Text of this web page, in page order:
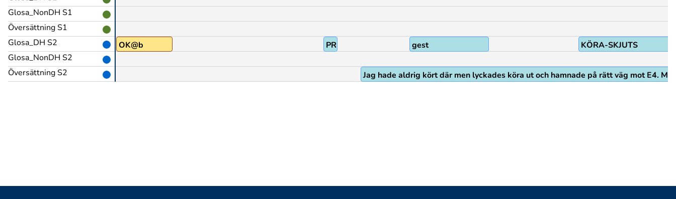
Glosa_NonDH S1
Översättning S1
Glosa_DH S2
Glosa_NonDH S2
Översättning S2
OK@b PRO1 gest KÖRA-SKJUTS
Jag hade aldrig kört där men lyckades köra ut och hamnade på rätt väg mot E4.